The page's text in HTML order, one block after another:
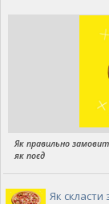
Як правильно
як поєд
Як скласти